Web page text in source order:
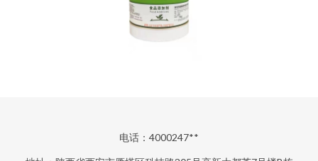
电话：4000247**